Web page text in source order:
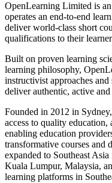
OpenLearning Limited is
operates an end‑to‑end
deliver world‑class short
qualifications to their
Built on proven learning
learning philosophy,
instructivist approaches
deliver authentic, active
Founded in 2012 in
access to quality
enabling education
transformative courses and
expanded to Southeast
Kuala Lumpur, Malaysia,
learning platforms in